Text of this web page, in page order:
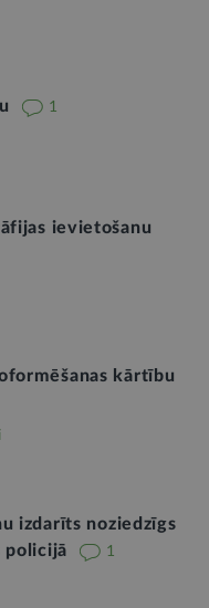
1
ievietošanu
kārtību
izdarīts noziedzīgs
policijā
1